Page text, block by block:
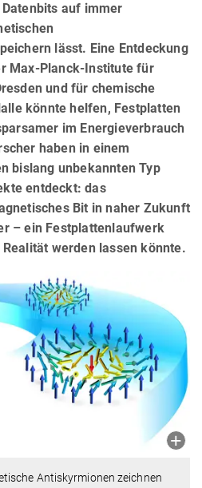
auf immer
lässt. Eine Entdeckung
Max-Planck-Institute für
und für chemische
könnte helfen, Festplatten
im Energieverbrauch
haben in einem
bislang unbekannten Typ
entdeckt: das
Bit in naher Zukunft
– ein Festplattenlaufwerk
werden lassen könnte.
Antiskyrmionen zeichnen